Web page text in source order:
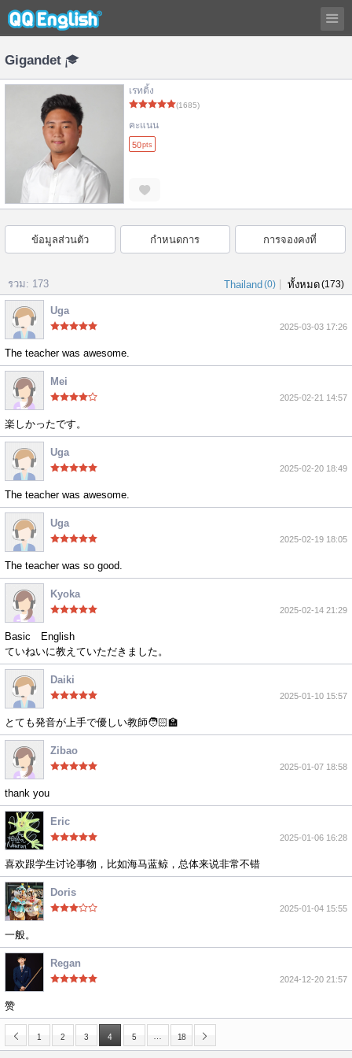
Gigandet
เรทติ้ง
(1685)
คะแนน
50pts
ข้อมูลส่วนตัว กำหนดการ การจองคงที่
รวม: 173 Thailand (0) ทั้งหมด(173)
Uga
2025-03-03 17:26
The teacher was awesome.
Mei
2025-02-21 14:57
楽しかったです。
Uga
2025-02-20 18:49
The teacher was awesome.
Uga
2025-02-19 18:05
The teacher was so good.
Kyoka
2025-02-14 21:29
Basic English
ていねいに教えていただきました。
Daiki
2025-01-10 15:57
とても発音が上手で優しい教師🧑🏻‍🏫
Zibao
2025-01-07 18:58
thank you
Eric
2025-01-06 16:28
喜欢跟学生讨论事物，比如海马蓝鲸，总体来说非常不错
Doris
2025-01-04 15:55
一般。
Regan
2024-12-20 21:57
赞
1 2 3 4 5 18